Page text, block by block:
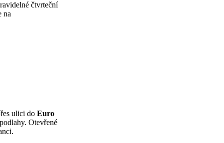
čtvrteční
na
ulici do Euro
Otevřené